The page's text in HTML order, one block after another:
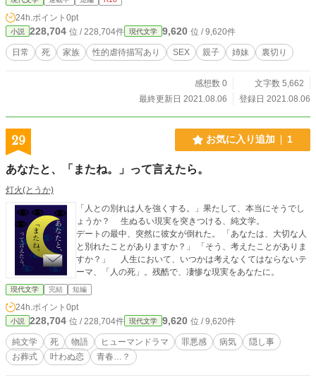
が、沙織は沙織で年の離れた妹に、父親との事を知られたくなく、その事で父親
からも脅され続ける。 妹を連れ、家出を試みるが、何も知らない妹は、何故
家に帰れないのか？泣き始め、とうとう、沙織らは交番で保護され、父親が呼び
にくる。 ─誰も知らない。知らない筈だった。 あれから、二十年。ロボット
のような上司と影で呼ばれ続ける沙織。そんな沙織の前にある男が現れた。
24h.ポイント 0pt
小説 228,704 位 / 228,704件 現代文学 9,620 位 / 9,620件
日常 死 家族 性的虐待描写あり SEX 親子 姉妹 裏切り
感想数 0
文字数 5,662
最終更新日 2021.08.06
登録日 2021.08.06
29 お気に入り追加 1
あなたと、「またね。」って言えたら。
灯火(とうか)
「人との別れは人を強くする。」果たして、本当にそうでし
ょうか？ 生ぬるい現実を突きつける、純文学。
デートの最中、突然に彼女が倒れた。 「あなたは、大切な人
と別れたことがありますか？」 「そう、考えたことがありま
すか？」 人生において、いつかは考えなくてはならないテ
ーマ、「人の死」。残酷で、凄惨な現実をあなたに。
現代文学 完結 短編
24h.ポイント 0pt
小説 228,704 位 / 228,704件 現代文学 9,620 位 / 9,620件
純文学 死 物語 ヒューマンドラマ 罪悪感 病気
隠し事
お葬式
叶わぬ恋 青春…？